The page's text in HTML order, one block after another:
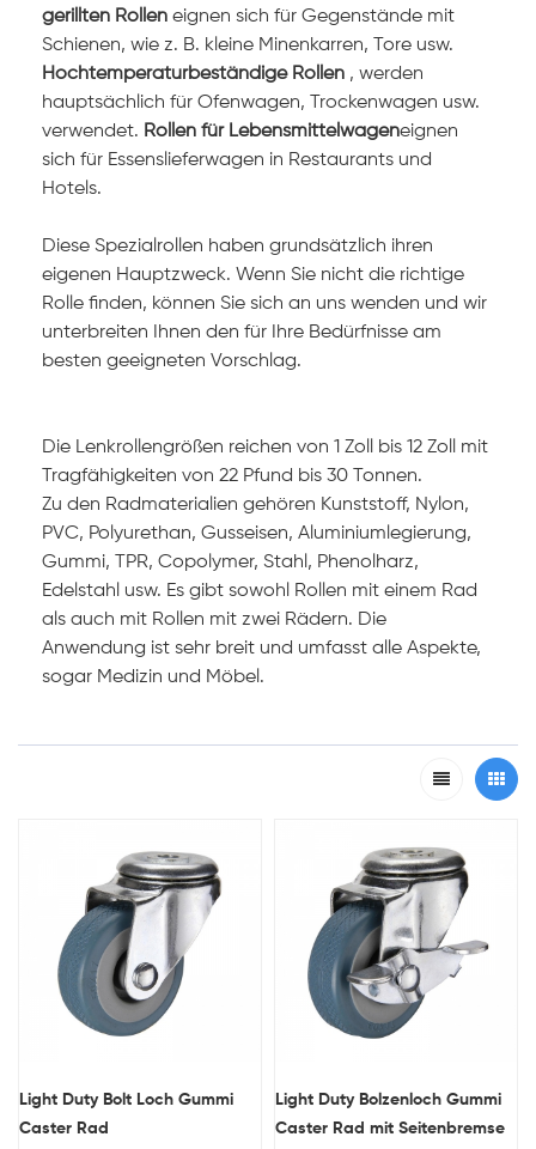
gerillten Rollen eignen sich für Gegenstände mit
Schienen, wie z. B. kleine Minenkarren, Tore usw.
Hochtemperaturbeständige Rollen , werden
hauptsächlich für Ofenwagen, Trockenwagen usw.
verwendet. Rollen für Lebensmittelwageneignen
sich für Essenslieferwagen in Restaurants und
Hotels.
Diese Spezialrollen haben grundsätzlich ihren
eigenen Hauptzweck. Wenn Sie nicht die richtige
Rolle finden, können Sie sich an uns wenden und wir
unterbreiten Ihnen den für Ihre Bedürfnisse am
besten geeigneten Vorschlag.
Die Lenkrollengrößen reichen von 1 Zoll bis 12 Zoll mit
Tragfähigkeiten von 22 Pfund bis 30 Tonnen.
Zu den Radmaterialien gehören Kunststoff, Nylon,
PVC, Polyurethan, Gusseisen, Aluminiumlegierung,
Gummi, TPR, Copolymer, Stahl, Phenolharz,
Edelstahl usw. Es gibt sowohl Rollen mit einem Rad
als auch mit Rollen mit zwei Rädern. Die
Anwendung ist sehr breit und umfasst alle Aspekte,
sogar Medizin und Möbel.
Light Duty Bolt Loch Gummi
Caster Rad
Light Duty Bolzenloch Gummi
Caster Rad mit Seitenbremse